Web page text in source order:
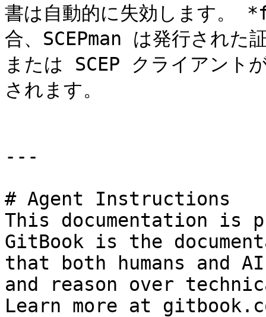
書は自動的に失効します。
合、SCEPman は発行された
または SCEP クライアント
されます。
---
# Agent Instructions
This documentation is
GitBook is the
that both humans and
and reason over
Learn more at